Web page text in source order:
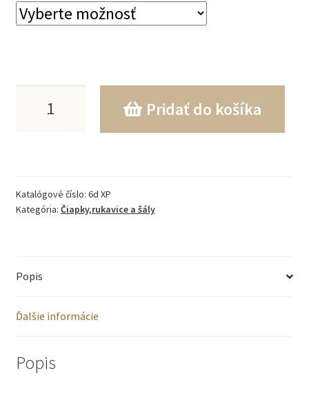
pletený
Pridať do košíka
Katalógové číslo: 6d XP
Kategória: Čiapky,rukavice a šály
Popis
Ďalšie informácie
Popis